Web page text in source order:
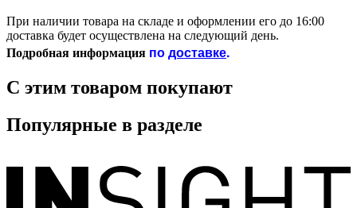
При наличии товара на складе и оформлении его до 16:00
доставка будет осуществлена на следующий день.
Подробная информация подоставке.
С этим товаром покупают
Популярные в разделе